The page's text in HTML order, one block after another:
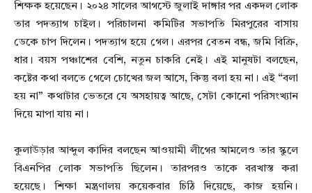
শিক্ষক হয়েছেন। ২০২৪ সালের আগস্টে জুলাই দাঙ্গার পর একদল লোক
তার পদত্যাগ চাইল। পরিচালনা কমিটির সভাপতি মিরপুরের বাসায়
ডেকে চাপ দিলেন। পদত্যাগ হয়ে গেল। এরপর বেতন বন্ধ, জমি বিক্রি,
ধার। বয়স পঞ্চাশের বেশি, নতুন চাকরি নেই। এই মানুষটা বলছেন,
কষ্টের কথা বলতে গেলে চোখের জল আসে, কিন্তু বলা হয় না। এই “বলা
হয় না” কথাটার ভেতরে যে অসহায়ত্ব আছে, সেটা কোনো পরিসংখ্যান
দিয়ে মাপা যায় না।
কুলাউড়ার আব্দুল কাদির বলছেন আওয়ামী লীগের আমলেও তার স্কুলে
বিএনপির লোক সভাপতি ছিলেন। তারপরও তাকে বরখাস্ত করা
হয়েছে। শিক্ষা মন্ত্রণালয় কয়েকবার চিঠি দিয়েছে, কাজ হয়নি।